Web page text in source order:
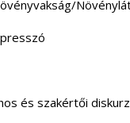
és szakértői